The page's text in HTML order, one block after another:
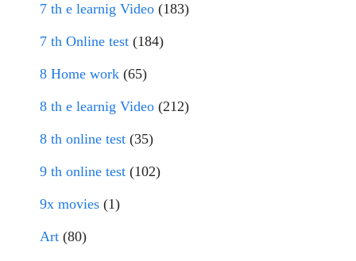
7 th e learnig Video (183)
7 th Online test (184)
8 Home work (65)
8 th e learnig Video (212)
8 th online test (35)
9 th online test (102)
9x movies (1)
Art (80)